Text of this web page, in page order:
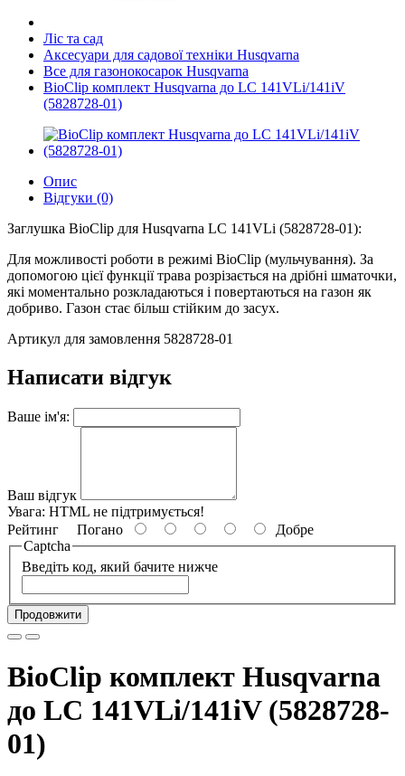
Ліс та сад
Аксесуари для садової техніки Husqvarna
Все для газонокосарок Husqvarna
BioClip комплект Husqvarna до LC 141VLi/141iV
(5828728-01)
Опис
Відгуки (0)
Заглушка BioClip для Husqvarna LC 141VLi (5828728-01):
Для можливості роботи в режимі BioClip (мульчування). За
допомогою цієї функції трава розрізається на дрібні шматочки,
які моментально розкладаються і повертаються на газон як
добриво. Газон стає більш стійким до засух.
Артикул для замовлення 5828728-01
Написати відгук
Ваше ім'я:
Ваш відгук
Увага: HTML не підтримується!
Рейтинг Погано
Добре
Captcha
Введіть код, який бачите нижче
Продовжити
BioClip комплект Husqvarna
до LC 141VLi/141iV (5828728-
01)